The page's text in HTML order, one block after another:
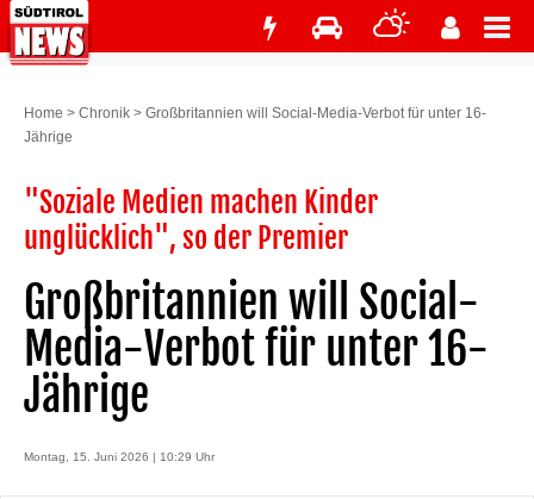
Home > Chronik > Großbritannien will Social-Media-Verbot für unter 16-
Jährige
"Soziale Medien machen Kinder
unglücklich", so der Premier
Großbritannien will Social-
Media-Verbot für unter 16-
Jährige
Montag, 15. Juni 2026 | 10:29 Uhr